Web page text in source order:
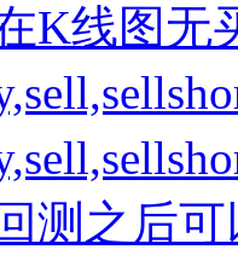
K线图无
测之后